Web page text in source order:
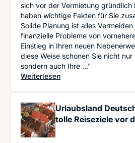
sich vor der Vermietung gründlich
haben wichtige Fakten für Sie
Solide Planung ist alles
finanzielle Probleme von
Einstieg in Ihren neuen
diese Weise schonen Sie nicht
sondern auch Ihre ..."
Weiterlesen: Eine
Urlaubsland
tolle Reiseziele vor